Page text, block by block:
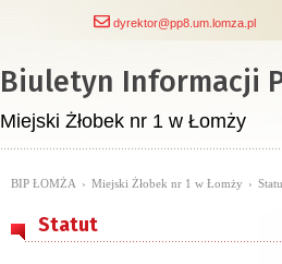
dyrektor@pp8.um.lomza.pl
Biuletyn Informacji
Miejski Żłobek nr 1 w Łomży
BIP ŁOMŻA › Miejski Żłobek nr 1 w Łomży ›
Statut